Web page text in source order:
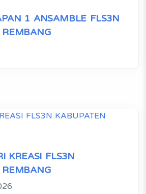
1 ANSAMBLE FLS3N
KREASI FLS3N